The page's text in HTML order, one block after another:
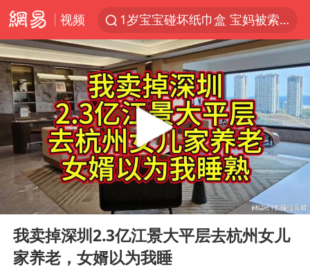
视频
1岁宝宝碰坏纸巾盒 宝妈被索赔924元
台风白海豚环流面积近似13个浙江
Meta被判支付5.67亿美元
台风白海豚逼近 暴雨大暴雨来袭
OpenAI为免费用户升级GPT-5.6 Luna
47岁妈妈突然产女 26岁女儿：很震惊
中国稀土盘中涨停
日本广岛民众举行游行反对政府行径
21楼高空抛物嫌疑人被拘留
实探山东最热的“中国蔬菜之乡”
Play
00:00 1:08:36
我卖掉深圳2.3亿江景大平层去杭州女儿
家养老，女婿以为我睡